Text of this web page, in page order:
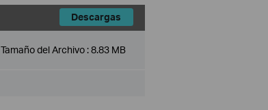
Descargas
Tamaño del Archivo :8.83 MB